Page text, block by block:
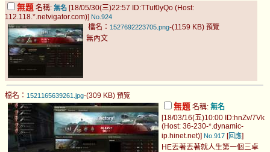
無題 名稱: 無名 [18/05/30(三)22:57 ID:TTuf0yQo (Host:
112.118.*.netvigator.com)] No.924
檔名： 1527692223705.png-(1159 KB) 預覽
無內文
檔名： 1521165639261.jpg-(309 KB) 預覽
無題 名稱: 無名
[18/03/16(五)10:00 ID:hnZv/7Vk
(Host: 36-230-*.dynamic-
ip.hinet.net)] No.917 [回應]
HE丟著丟著就人生第一個三卓